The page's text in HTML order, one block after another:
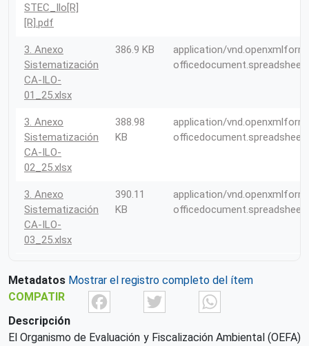
STEC_Ilo[R]
[R].pdf
3. Anexo
Sistematización
CA-ILO-
01_25.xlsx
386.9 KB
application/
3. Anexo
Sistematización
CA-ILO-
02_25.xlsx
388.98
KB
application/
3. Anexo
Sistematización
CA-ILO-
03_25.xlsx
390.11
KB
application/
Metadatos Mostrar el registro completo del ítem
COMPATIR
FacebookTwitter
Descripción
El Organismo de Evaluación y Fiscalización Ambiental (OEFA)